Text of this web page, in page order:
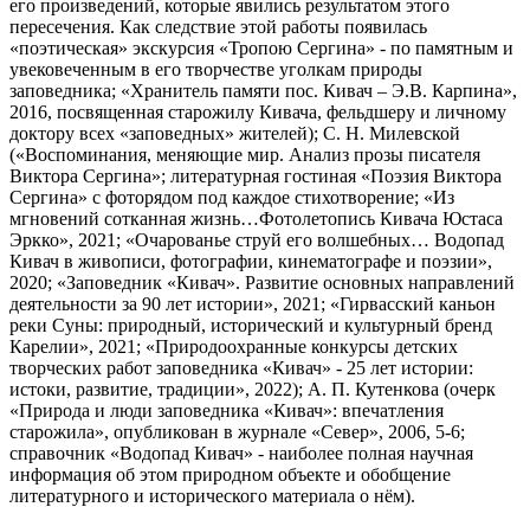
его произведений, которые явились результатом этого
пересечения. Как следствие этой работы появилась
«поэтическая» экскурсия «Тропою Сергина» - по памятным и
увековеченным в его творчестве уголкам природы
заповедника; «Хранитель памяти пос. Кивач – Э.В. Карпина»,
2016, посвященная старожилу Кивача, фельдшеру и личному
доктору всех «заповедных» жителей); С. Н. Милевской
(«Воспоминания, меняющие мир. Анализ прозы писателя
Виктора Сергина»; литературная гостиная «Поэзия Виктора
Сергина» с фоторядом под каждое стихотворение; «Из
мгновений сотканная жизнь…Фотолетопись Кивача Юстаса
Эркко», 2021; «Очарованье струй его волшебных… Водопад
Кивач в живописи, фотографии, кинематографе и поэзии»,
2020; «Заповедник «Кивач». Развитие основных направлений
деятельности за 90 лет истории», 2021; «Гирвасский каньон
реки Суны: природный, исторический и культурный бренд
Карелии», 2021; «Природоохранные конкурсы детских
творческих работ заповедника «Кивач» - 25 лет истории:
истоки, развитие, традиции», 2022); А. П. Кутенкова (очерк
«Природа и люди заповедника «Кивач»: впечатления
старожила», опубликован в журнале «Север», 2006, 5-6;
справочник «Водопад Кивач» - наиболее полная научная
информация об этом природном объекте и обобщение
литературного и исторического материала о нём).